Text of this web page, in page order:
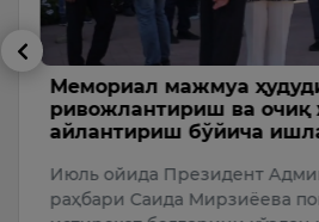
Мемориал мажмуа
ривожлантириш ва очиқ
айлантириш бўйича
Июль ойида Президент
раҳбари Саида Мирзиёева